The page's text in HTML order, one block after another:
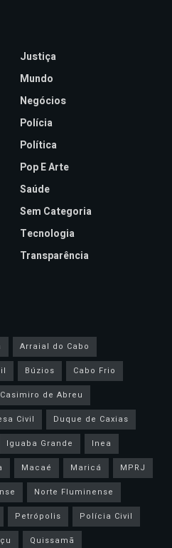
Justiça
Mundo
Negócios
Polícia
Política
Pop E Arte
Saúde
Sem Categoria
Tecnologia
Transparência
Arraial do Cabo
Búzios
Cabo Frio
Casimiro de Abreu
Civil
Duque de Caxias
Iguaba Grande
Inea
Macaé Maricá
MPRJ
Norte Fluminense
Petrópolis
Polícia Civil
Quissamã